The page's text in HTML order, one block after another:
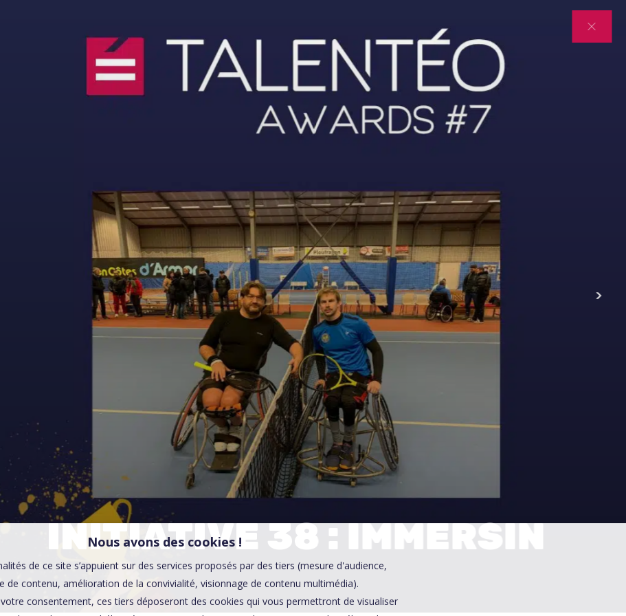
INITIATIVE 38 : IMMERSIN
00:00
Nous avons des cookies !
de ce site s’appuient sur des services proposés par des tiers (mesure d'audience,
de contenu, amélioration de la convivialité, visionnage de contenu multimédia).
consentement, ces tiers déposeront des cookies qui vous permettront de visualiser